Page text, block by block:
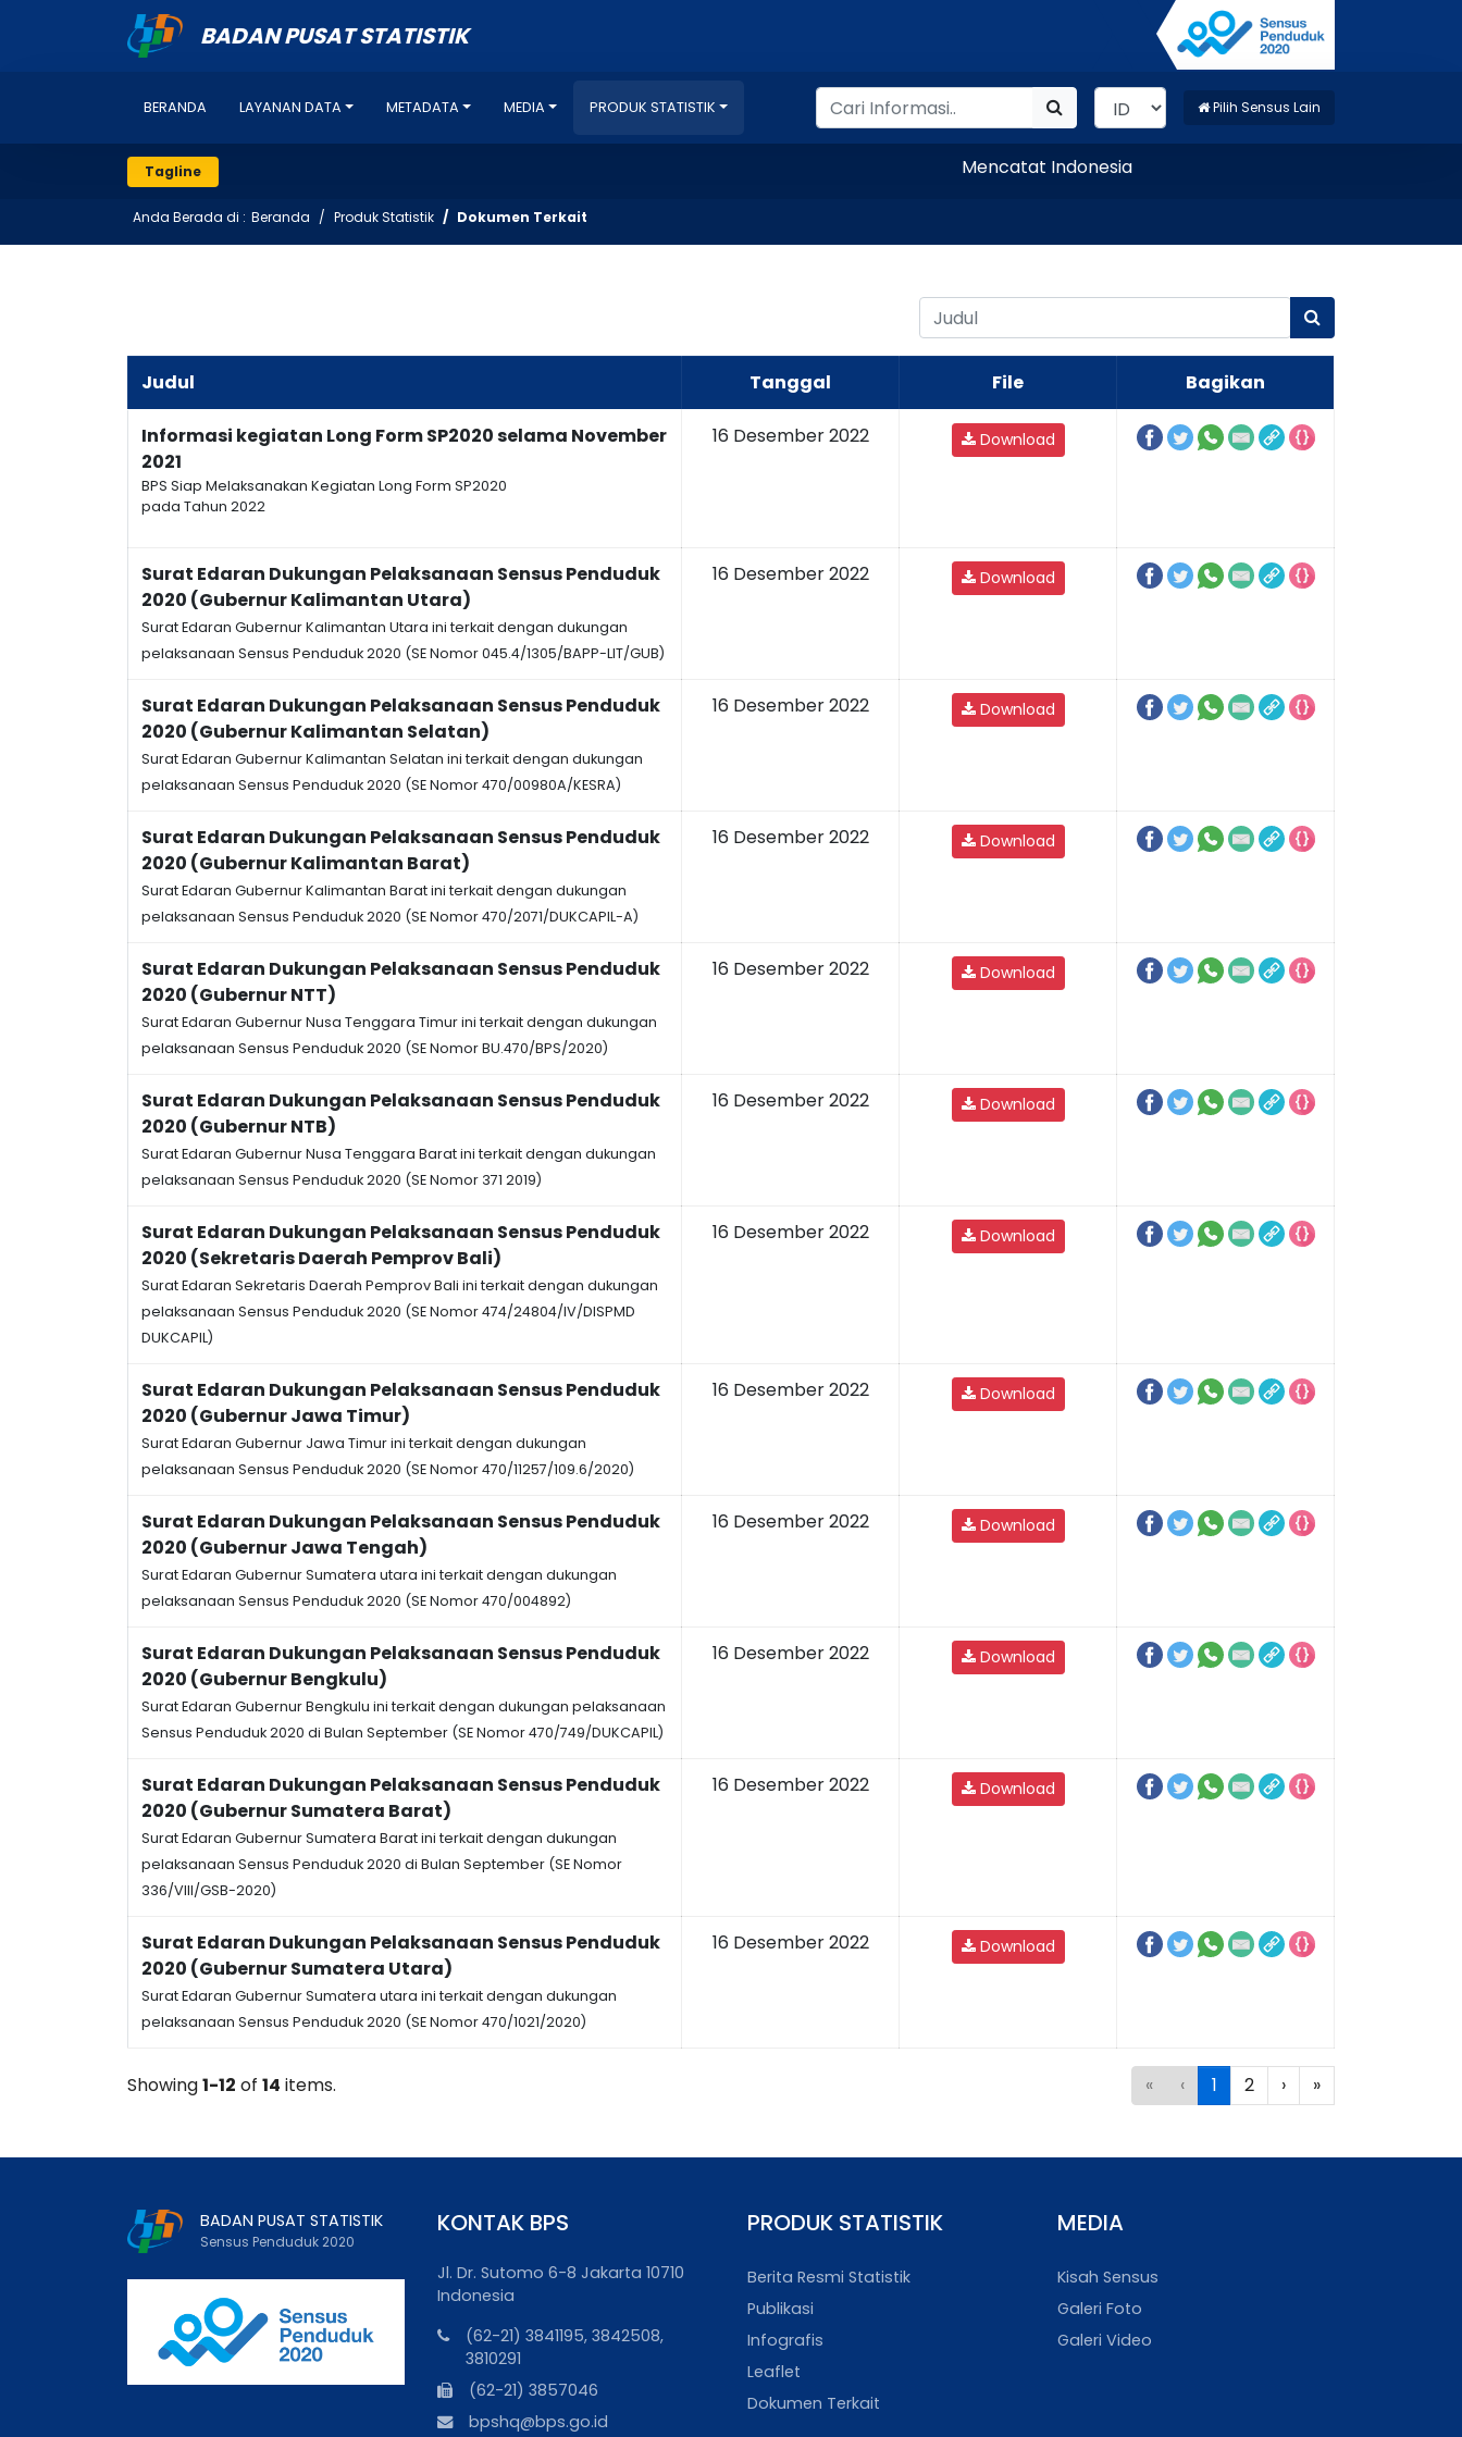
BADAN PUSAT STATISTIK
BERANDA LAYANAN DATA METADATA MEDIA PRODUK STATISTIK Pilih Sensus Lain
Tagline Mencatat Indonesia
Anda Berada di : Beranda Produk Statistik Dokumen Terkait
Judul Tanggal File Bagikan
Informasi kegiatan Long Form SP2020 selama November
2021
BPS Siap Melaksanakan Kegiatan Long Form SP2020
pada Tahun 2022
16 Desember 2022 Download
Surat Edaran Dukungan Pelaksanaan Sensus Penduduk
2020 (Gubernur Kalimantan Utara)
Surat Edaran Gubernur Kalimantan Utara ini terkait dengan dukungan
pelaksanaan Sensus Penduduk 2020 (SE Nomor 045.4/1305/BAPP-LIT/GUB)
16 Desember 2022 Download
Surat Edaran Dukungan Pelaksanaan Sensus Penduduk
2020 (Gubernur Kalimantan Selatan)
Surat Edaran Gubernur Kalimantan Selatan ini terkait dengan dukungan
pelaksanaan Sensus Penduduk 2020 (SE Nomor 470/00980A/KESRA)
16 Desember 2022 Download
Surat Edaran Dukungan Pelaksanaan Sensus Penduduk
2020 (Gubernur Kalimantan Barat)
Surat Edaran Gubernur Kalimantan Barat ini terkait dengan dukungan
pelaksanaan Sensus Penduduk 2020 (SE Nomor 470/2071/DUKCAPIL-A)
16 Desember 2022 Download
Surat Edaran Dukungan Pelaksanaan Sensus Penduduk
2020 (Gubernur NTT)
Surat Edaran Gubernur Nusa Tenggara Timur ini terkait dengan dukungan
pelaksanaan Sensus Penduduk 2020 (SE Nomor BU.470/BPS/2020)
16 Desember 2022 Download
Surat Edaran Dukungan Pelaksanaan Sensus Penduduk
2020 (Gubernur NTB)
Surat Edaran Gubernur Nusa Tenggara Barat ini terkait dengan dukungan
pelaksanaan Sensus Penduduk 2020 (SE Nomor 371 2019)
16 Desember 2022 Download
Surat Edaran Dukungan Pelaksanaan Sensus Penduduk
2020 (Sekretaris Daerah Pemprov Bali)
Surat Edaran Sekretaris Daerah Pemprov Bali ini terkait dengan dukungan
pelaksanaan Sensus Penduduk 2020 (SE Nomor 474/24804/IV/DISPMD
DUKCAPIL)
16 Desember 2022 Download
Surat Edaran Dukungan Pelaksanaan Sensus Penduduk
2020 (Gubernur Jawa Timur)
Surat Edaran Gubernur Jawa Timur ini terkait dengan dukungan
pelaksanaan Sensus Penduduk 2020 (SE Nomor 470/11257/109.6/2020)
16 Desember 2022 Download
Surat Edaran Dukungan Pelaksanaan Sensus Penduduk
2020 (Gubernur Jawa Tengah)
Surat Edaran Gubernur Sumatera utara ini terkait dengan dukungan
pelaksanaan Sensus Penduduk 2020 (SE Nomor 470/004892)
16 Desember 2022 Download
Surat Edaran Dukungan Pelaksanaan Sensus Penduduk
2020 (Gubernur Bengkulu)
Surat Edaran Gubernur Bengkulu ini terkait dengan dukungan pelaksanaan
Sensus Penduduk 2020 di Bulan September (SE Nomor 470/749/DUKCAPIL)
16 Desember 2022 Download
Surat Edaran Dukungan Pelaksanaan Sensus Penduduk
2020 (Gubernur Sumatera Barat)
Surat Edaran Gubernur Sumatera Barat ini terkait dengan dukungan
pelaksanaan Sensus Penduduk 2020 di Bulan September (SE Nomor
336/VIII/GSB-2020)
16 Desember 2022 Download
Surat Edaran Dukungan Pelaksanaan Sensus Penduduk
2020 (Gubernur Sumatera Utara)
Surat Edaran Gubernur Sumatera utara ini terkait dengan dukungan
pelaksanaan Sensus Penduduk 2020 (SE Nomor 470/1021/2020)
16 Desember 2022 Download
Showing1-12 of 14 items. « ‹ 1 2 › »
BADAN PUSAT STATISTIK
Sensus Penduduk 2020
KONTAK BPS
Jl. Dr. Sutomo 6-8 Jakarta 10710
Indonesia
(62-21) 3841195, 3842508,
3810291
(62-21) 3857046
bpshq@bps.go.id
PRODUK STATISTIK
Berita Resmi Statistik
Publikasi
Infografis
Leaflet
Dokumen Terkait
MEDIA
Kisah Sensus
Galeri Foto
Galeri Video